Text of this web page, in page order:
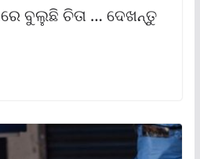
ବୁଲୁଛି ଚିତା … ଦେଖନ୍ତୁ